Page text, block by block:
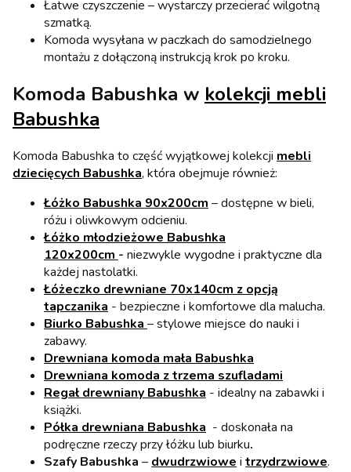
Łatwe czyszczenie – wystarczy przecierać wilgotną
szmatką.
Komoda wysyłana w paczkach do samodzielnego
montażu z dołączoną instrukcją krok po kroku.
Komoda Babushka w kolekcji mebli
Babushka
Komoda Babushka to część wyjątkowej kolekcji mebli
dziecięcych Babushka, która obejmuje również:
Łóżko Babushka 90x200cm – dostępne w bieli,
różu i oliwkowym odcieniu.
Łóżko młodzieżowe Babushka
120x200cm - niezwykle wygodne i praktyczne dla
każdej nastolatki.
Łóżeczko drewniane 70x140cm z opcją
tapczanika - bezpieczne i komfortowe dla malucha.
Biurko Babushka – stylowe miejsce do nauki i
zabawy.
Drewniana komoda mała Babushka
Drewniana komoda z trzema szufladami
Regał drewniany Babushka - idealny na zabawki i
książki.
Półka drewniana Babushka - doskonała na
podręczne rzeczy przy łóżku lub biurku.
Szafy Babushka – dwudrzwiowe i trzydrzwiowe.